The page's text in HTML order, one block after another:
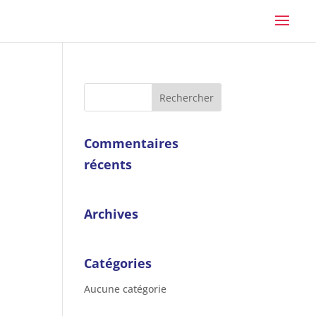
Commentaires
récents
Archives
Catégories
Aucune catégorie